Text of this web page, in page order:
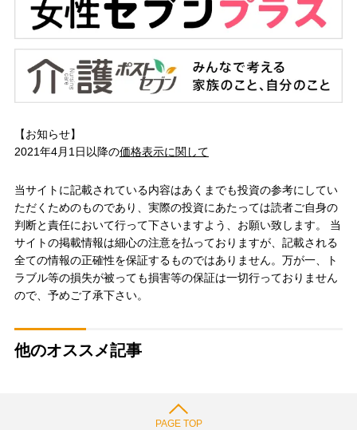
【お知らせ】
2021年4月1日以降の価格表示に関して
当サイトに記載されている内容はあくまでも投資の参考にしてい
ただくためのものであり、実際の投資にあたっては読者ご自身の
判断と責任において行って下さいますよう、お願い致します。 当
サイトの掲載情報は細心の注意を払っておりますが、記載される
全ての情報の正確性を保証するものではありません。万が一、ト
ラブル等の損失が被っても損害等の保証は一切行っておりません
ので、予めご了承下さい。
他のオススメ記事
PAGE TOP